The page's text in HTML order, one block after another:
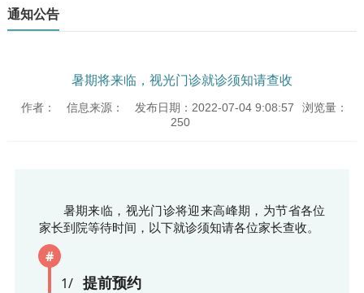
通知公告
暑期将来临，视光门诊就诊须知请查收
作者： 信息来源： 发布日期：2022-07-04 9:08:57
浏览量：
250
暑期来临，视光门诊将迎来高峰期，为节省各位
家长到院等待时间，以下就诊须知请各位家长查收。
#
1/提前预约